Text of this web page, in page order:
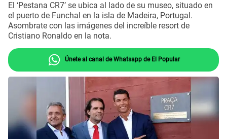
El ‘Pestana CR7’ se ubica al lado de su museo, situado en
el puerto de Funchal en la isla de Madeira, Portugal.
Asombrate con las imágenes del increíble resort de
Cristiano Ronaldo en la nota.
Únete al canal de Whatsapp de El Popular